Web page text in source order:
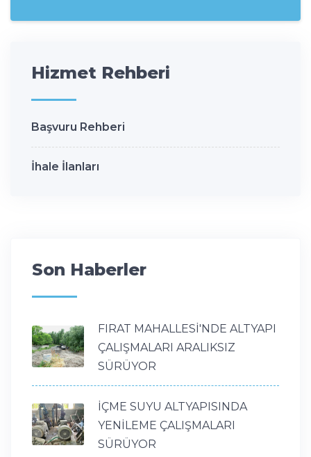
Hizmet Rehberi
Başvuru Rehberi
İhale İlanları
Son Haberler
FIRAT MAHALLESİ'NDE ALTYAPI
ÇALIŞMALARI ARALIKSIZ
SÜRÜYOR
İÇME SUYU ALTYAPISINDA
YENİLEME ÇALIŞMALARI
SÜRÜYOR